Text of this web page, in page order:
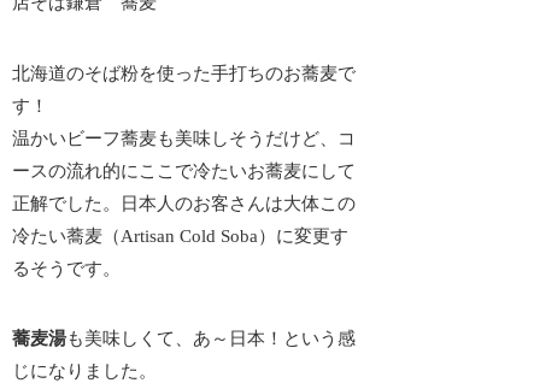
北海道のそば粉を使った手打ちのお蕎麦で
す！
温かいビーフ蕎麦も美味しそうだけど、コ
ースの流れ的にここで冷たいお蕎麦にして
正解でした。
日本人のお客さんは大体この
冷たい蕎麦（Artisan Cold Soba）に変更す
るそう です。
蕎麦湯も美味しくて、あ～日本！という感
じになりました。